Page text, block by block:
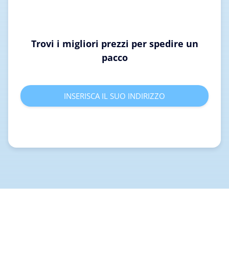
Trovi i migliori prezzi per spedire un
pacco
INSERISCA IL SUO INDIRIZZO